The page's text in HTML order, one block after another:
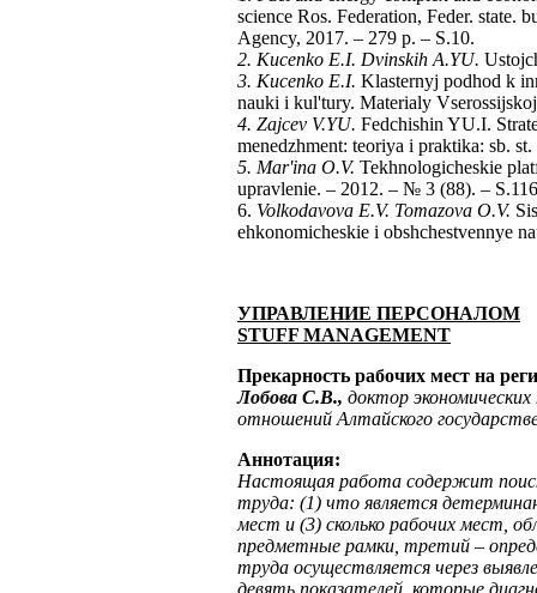
science Ros. Federation, Feder. state.
Agency, 2017. – 279 p. – S.10.
2. Kucenko E.I. Dvinskih A.YU.
3. Kucenko E.I. Klasternyj podhod k
nauki i kul'tury. Мaterialy
4. Zajcev V.YU. Fedchishin YU.I.
menedzhment: teoriya i praktika: sb.
5. Mar'ina O.V. Tekhnologicheskie
upravlenie. – 2012. – № 3 (88). –
6. Volkodavova E.V. Tomazova O.V.
ehkonomicheskie i obshchestvennye
УПРАВЛЕНИЕ ПЕРСОНАЛОМ
STUFF MANAGEMENT
Прекарность рабочих мест на
Лобова С.В., доктор
отношений Алтайского
Аннотация:
Настоящая работа содержит
труда: (1) что является
мест и (3) сколько рабочих мест,
предметные рамки, третий –
труда осуществляется через